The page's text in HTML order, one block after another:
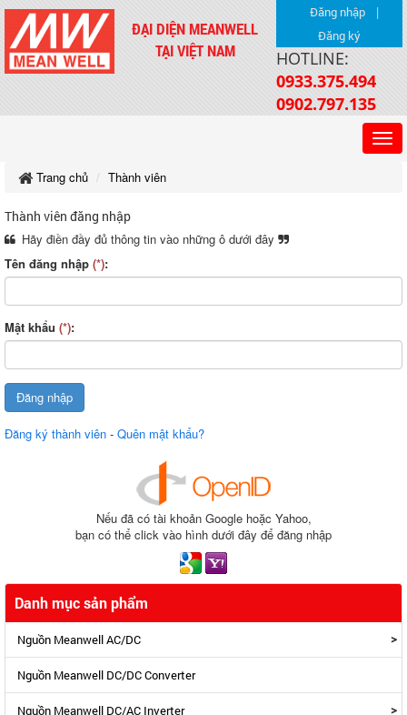
ĐẠI DIỆN MEANWELL
TẠI VIỆT NAM
Đăng nhập |
Đăng ký
HOTLINE:
0933.375.494
0902.797.135
Trang chủ Thành viên
Thành viên đăng nhập
Hãy điền đầy đủ thông tin vào những ô dưới đây
Tên đăng nhập (*):
Mật khẩu (*):
Đăng ký thành viên - Quên mật khẩu?
Nếu đã có tài khoản Google hoặc Yahoo,
bạn có thể click vào hình dưới đây để đăng nhập
Danh mục sản phẩm
Nguồn Meanwell AC/DC >
Nguồn Meanwell DC/DC Converter
Nguồn Meanwell DC/AC Inverter >